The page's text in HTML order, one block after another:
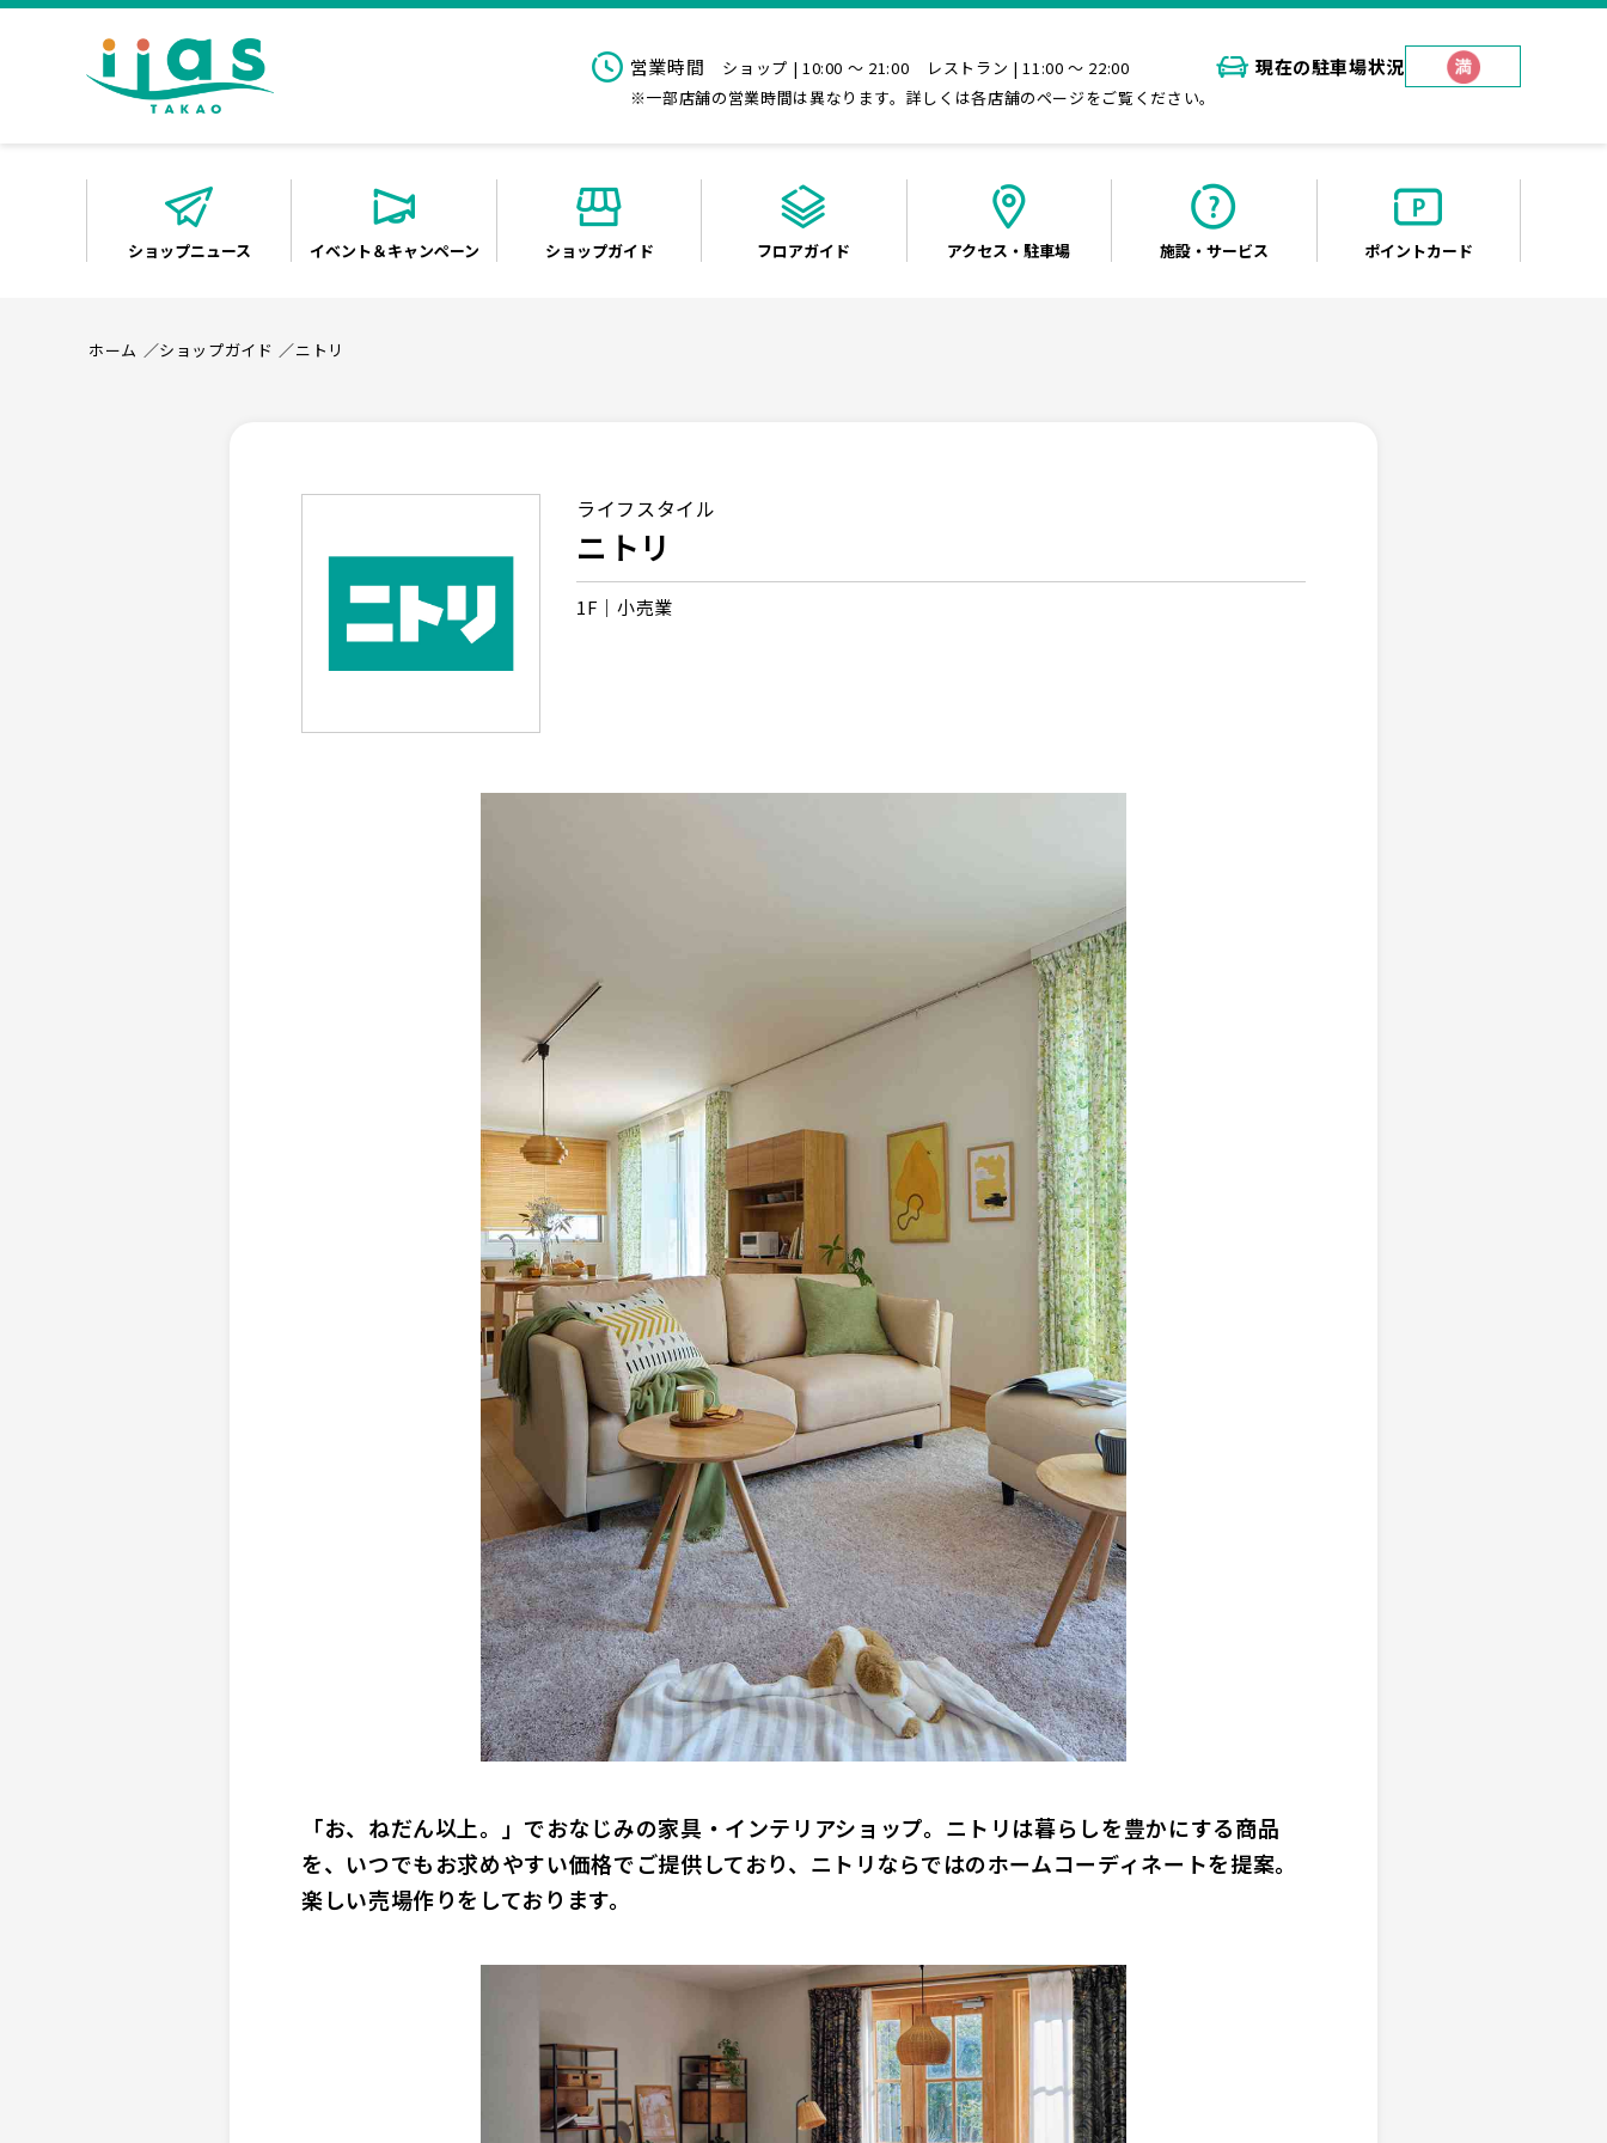
現在の駐車場状況
営業時間 ショップ | 10:00 ～ 21:00
レストラン | 11:00 ～ 22:00
※一部店舗の営業時間は異なります。詳しくは各店舗のページをご覧ください。
ショップニュース イベント＆キャンペーン ショップガイド フロアガイド アクセス ・駐車場 施設・ サービス ポイントカード
ホーム ショップガイド ニトリ
ライフスタイル
ニトリ
1F 小売業
「お、ねだん以上。」でおなじみの家具・インテリアショップ。ニトリは暮らしを豊かにする商品
を、いつでもお求めやすい価格でご提供しており、ニトリならではのホームコーディネートを提案。
楽しい売場作りをしております。